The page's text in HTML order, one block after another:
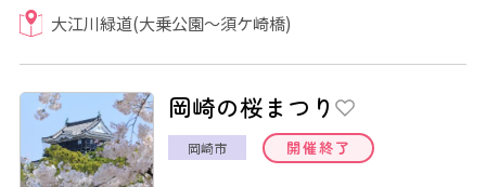
大江川緑道(大乗公園～須ケ崎橋)
岡崎の桜まつり
岡崎市 開催終了